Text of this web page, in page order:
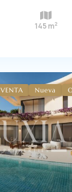
145 m2
VENTA Nueva